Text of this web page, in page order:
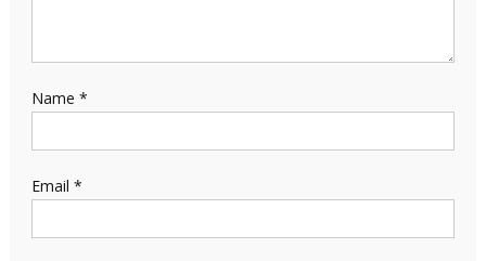
Name *
Email *